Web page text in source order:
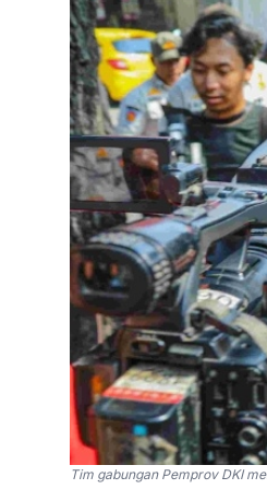
Tim gabungan Pemprov DKI